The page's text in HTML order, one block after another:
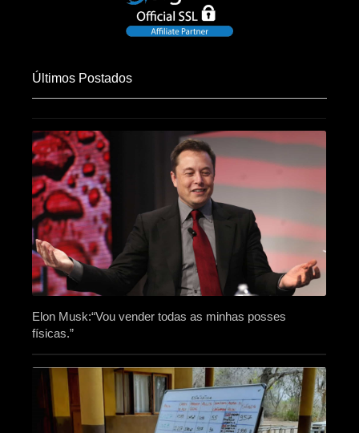
Últimos Postados
Elon Musk:“Vou vender todas as minhas posses
físicas.”